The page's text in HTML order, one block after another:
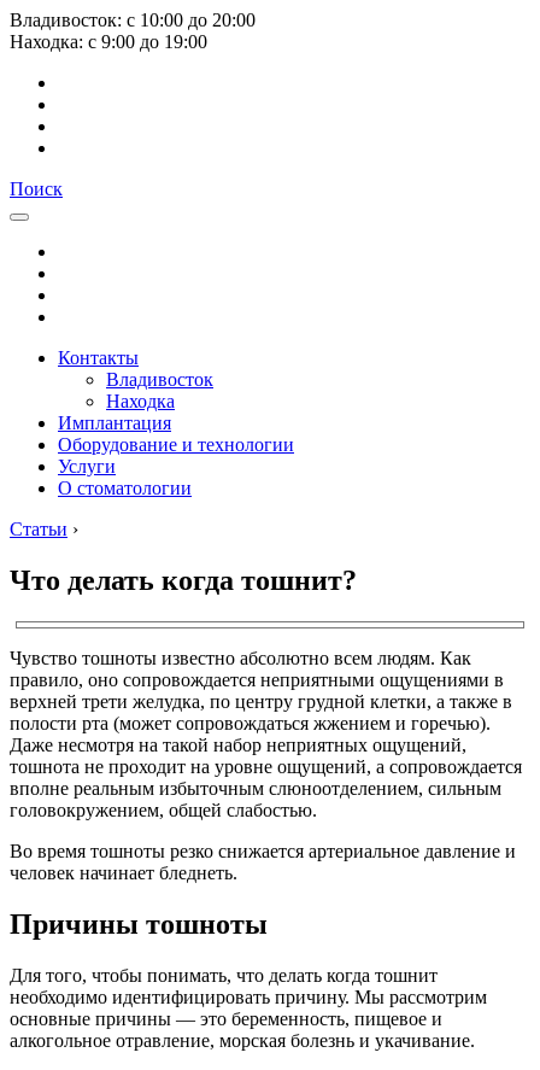
Владивосток: с 10:00 до 20:00
Находка: с 9:00 до 19:00
Поиск
Контакты
Владивосток
Находка
Имплантация
Оборудование и технологии
Услуги
О стоматологии
Статьи ›
Что делать когда тошнит?
Чувство тошноты известно абсолютно всем людям. Как
правило, оно сопровождается неприятными ощущениями в
верхней трети желудка, по центру грудной клетки, а также в
полости рта (может сопровождаться жжением и горечью).
Даже несмотря на такой набор неприятных ощущений,
тошнота не проходит на уровне ощущений, а сопровождается
вполне реальным избыточным слюноотделением, сильным
головокружением, общей слабостью.
Во время тошноты резко снижается артериальное давление и
человек начинает бледнеть.
Причины тошноты
Для того, чтобы понимать, что делать когда тошнит
необходимо идентифицировать причину. Мы рассмотрим
основные причины — это беременность, пищевое и
алкогольное отравление, морская болезнь и укачивание.